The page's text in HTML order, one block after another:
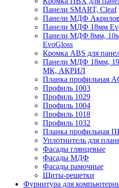
Панели SMART, Cleaf
Панели МДФ
Панели МДФ 18мм
Панели МДФ 8мм,
EvoGloss
Кромка ABS для
Панели МДФ 18мм,
МК, АКРИЛ
Планка профильная
Профиль 1003
Профиль 1029
Профиль 1004
Профиль 1018
Профиль 1032
Планка профильная
Уплотнитель для
Фасады глянцевые
Фасады МДФ
Фасады рамочные
Щиты-решетки
Фурнитура для